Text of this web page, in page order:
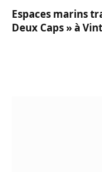
Espaces marins
Deux Caps » à